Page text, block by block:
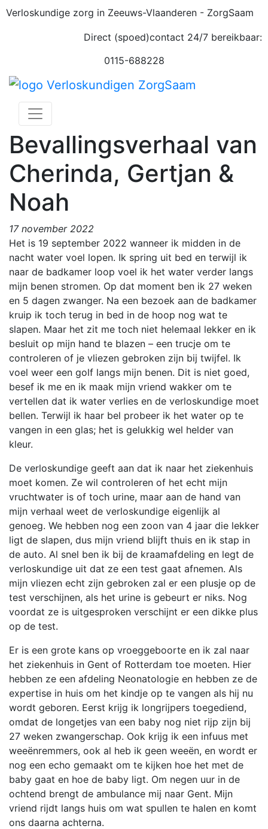
Verloskundige zorg in Zeeuws-Vlaanderen - ZorgSaam
Direct (spoed)contact 24/7 bereikbaar:
0115-688228
Bevallingsverhaal van
Cherinda, Gertjan &
Noah
17 november 2022
Het is 19 september 2022 wanneer ik midden in de
nacht water voel lopen. Ik spring uit bed en terwijl ik
naar de badkamer loop voel ik het water verder langs
mijn benen stromen. Op dat moment ben ik 27 weken
en 5 dagen zwanger. Na een bezoek aan de badkamer
kruip ik toch terug in bed in de hoop nog wat te
slapen. Maar het zit me toch niet helemaal lekker en ik
besluit op mijn hand te blazen – een trucje om te
controleren of je vliezen gebroken zijn bij twijfel. Ik
voel weer een golf langs mijn benen. Dit is niet goed,
besef ik me en ik maak mijn vriend wakker om te
vertellen dat ik water verlies en de verloskundige moet
bellen. Terwijl ik haar bel probeer ik het water op te
vangen in een glas; het is gelukkig wel helder van
kleur.
De verloskundige geeft aan dat ik naar het ziekenhuis
moet komen. Ze wil controleren of het echt mijn
vruchtwater is of toch urine, maar aan de hand van
mijn verhaal weet de verloskundige eigenlijk al
genoeg. We hebben nog een zoon van 4 jaar die lekker
ligt de slapen, dus mijn vriend blijft thuis en ik stap in
de auto. Al snel ben ik bij de kraamafdeling en legt de
verloskundige uit dat ze een test gaat afnemen. Als
mijn vliezen echt zijn gebroken zal er een plusje op de
test verschijnen, als het urine is gebeurt er niks. Nog
voordat ze is uitgesproken verschijnt er een dikke plus
op de test.
Er is een grote kans op vroeggeboorte en ik zal naar
het ziekenhuis in Gent of Rotterdam toe moeten. Hier
hebben ze een afdeling Neonatologie en hebben ze de
expertise in huis om het kindje op te vangen als hij nu
wordt geboren. Eerst krijg ik longrijpers toegediend,
omdat de longetjes van een baby nog niet rijp zijn bij
27 weken zwangerschap. Ook krijg ik een infuus met
weeënremmers, ook al heb ik geen weeën, en wordt er
nog een echo gemaakt om te kijken hoe het met de
baby gaat en hoe de baby ligt. Om negen uur in de
ochtend brengt de ambulance mij naar Gent. Mijn
vriend rijdt langs huis om wat spullen te halen en komt
ons daarna achterna.